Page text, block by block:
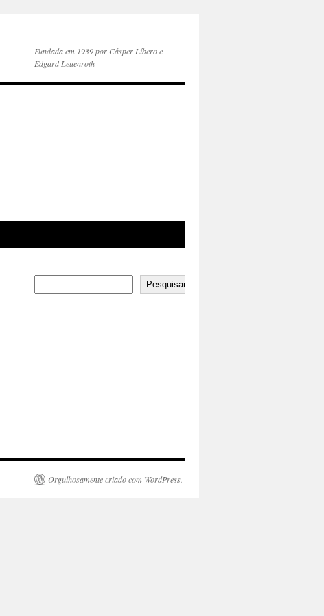
Fundada em 1939 por Cásper Líbero e
Edgard Leuenroth
Pesquisar
Orgulhosamente criado com WordPress.